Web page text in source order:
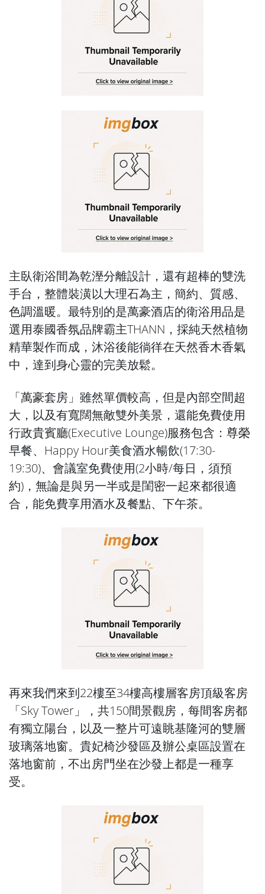
主臥衛浴間為乾溼分離設計，還有超棒的雙洗
手台，整體裝潢以大理石為主，簡約、質感、
色調溫暖。最特別的是萬豪酒店的衛浴用品是
選用泰國香氛品牌霸主THANN，採純天然植物
精華製作而成，沐浴後能徜徉在天然香木香氣
中，達到身心靈的完美放鬆。
「萬豪套房」雖然單價較高，但是內部空間超
大，以及有寬闊無敵雙外美景，還能免費使用
行政貴賓廳(Executive Lounge)服務包含：尊榮
早餐、Happy Hour美食酒水暢飲(17:30-
19:30)、會議室免費使用(2小時/每日，須預
約)，無論是與另一半或是閨密一起來都很適
合，能免費享用酒水及餐點、下午茶。
再來我們來到22樓至34樓高樓層客房頂級客房
「Sky Tower」，共150間景觀房，每間客房都
有獨立陽台，以及一整片可遠眺基隆河的雙層
玻璃落地窗。貴妃椅沙發區及辦公桌區設置在
落地窗前，不出房門坐在沙發上都是一種享
受。